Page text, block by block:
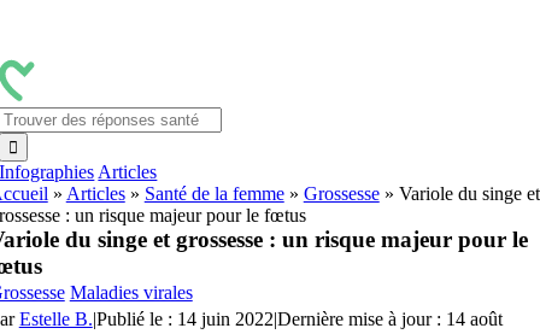
contenu
Infographies Articles
» Articles» Santé de la femme» Grossesse» Variole du singe et
: un risque majeur pour le fœtus
du singe et grossesse : un risque majeur pour le
Maladies virales
Estelle B.|Publié le : 14 juin 2022|Dernière mise à jour : 14 août